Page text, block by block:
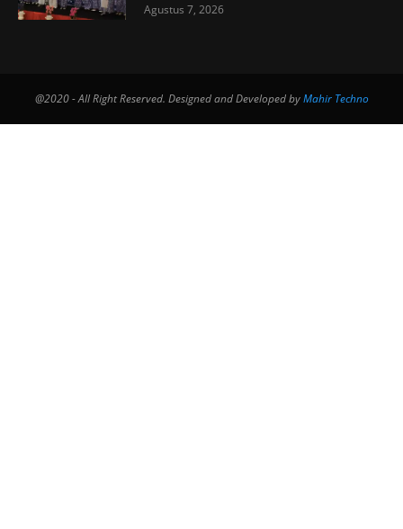
Agustus 7, 2026
@2020 - All Right Reserved. Designed and Developed byMahir Techno